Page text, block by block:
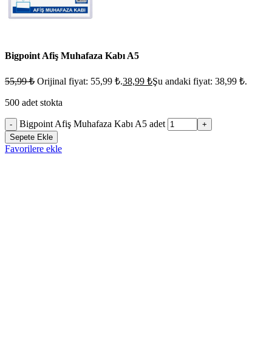
Bigpoint Afiş Muhafaza Kabı A5
55,99₺ Orijinal fiyat: 55,99 ₺.38,99 ₺Şu andaki fiyat: 38,99 ₺.
500 adet stokta
- Bigpoint Afiş Muhafaza Kabı A5 adet
+
Sepete Ekle
Favorilere ekle